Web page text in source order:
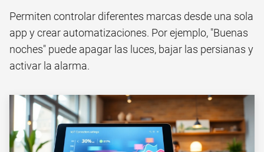
Permiten controlar diferentes marcas desde una sola
app y crear automatizaciones. Por ejemplo, "Buenas
noches" puede apagar las luces, bajar las persianas y
activar la alarma.